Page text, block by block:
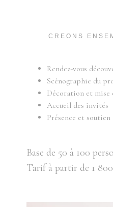
CREONS
Rendez-vous
Scénographie du
Décoration et mise
Accueil des invités
Présence et
Base de 50 à 100
Tarif à partir de 1